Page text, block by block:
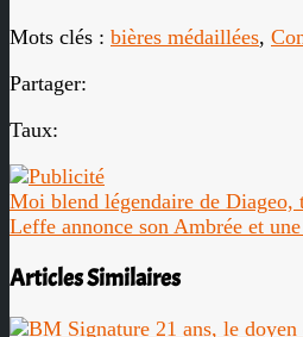
Mots clés : bières médaillées,
Partager:
Taux:
Moi blend légendaire de
Leffe annonce son Ambrée et
Articles Similaires